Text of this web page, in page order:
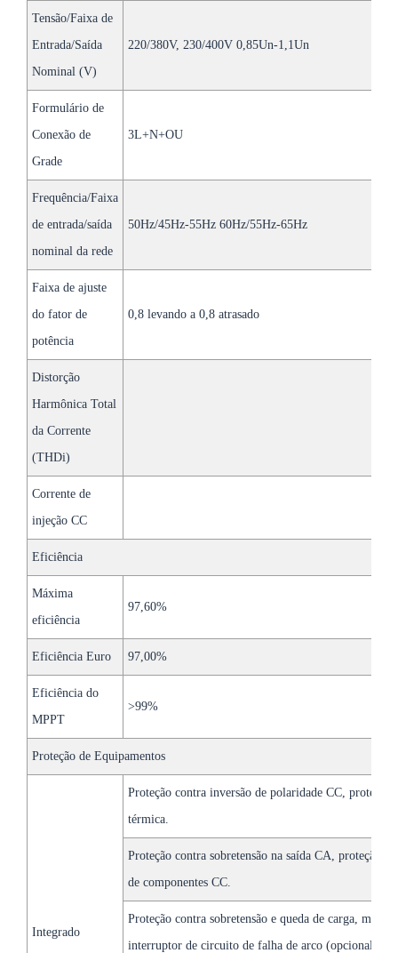
Tensão/Faixa de
Entrada/Saída
Nominal (V)
220/380V, 230/400V 0,85Un-1,1Un
Formulário de
Conexão de
Grade
3L+N+OU
Frequência/Faixa
de entrada/saída
nominal da rede
50Hz/45Hz-55Hz 60Hz/55Hz-65Hz
Faixa de ajuste
do fator de
potência
0,8 levando a 0,8 atrasado
Distorção
Harmônica Total
da Corrente
(THDi)
Corrente de
injeção CC
Eficiência
Máxima
eficiência
97,60%
Eficiência Euro 97,00%
Eficiência do
MPPT
>99%
Proteção de Equipamentos
Integrado
Proteção contra inversão de polaridade CC,
térmica.
Proteção contra sobretensão na saída CA, proteção
de componentes CC.
Proteção contra sobretensão e queda de carga,
interruptor de circuito de falha de arco (opcional),